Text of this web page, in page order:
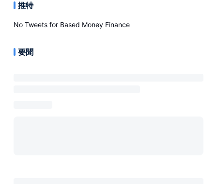
推特
No Tweets for Based Money Finance
要聞